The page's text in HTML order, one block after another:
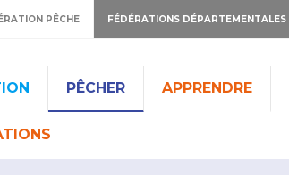
PÊCHE FÉDÉRATIONS DÉPARTEMENTALES
PÊCHER APPRENDRE